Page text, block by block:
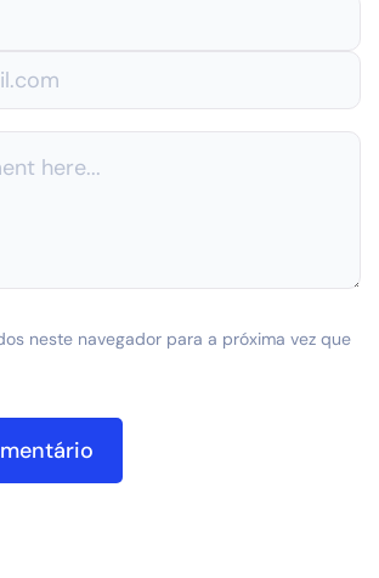
neste navegador para a próxima vez que